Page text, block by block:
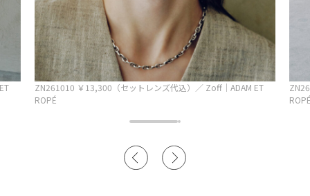
ZN261010 ￥13,300（セットレンズ代込）／ Zoff｜ADAM ET
ROPÉ